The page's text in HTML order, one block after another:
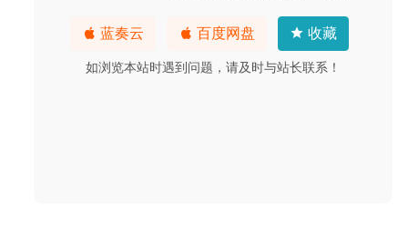
蓝奏云 百度网盘 收藏
如浏览本站时遇到问题，请及时与站长联系！
PDF Expert 2.5.10 中文版-最好用的PDF工具之一 2020-08-
iMazing 2.11.7 中文版-终极完美IOS设备管理工具 2020-06-